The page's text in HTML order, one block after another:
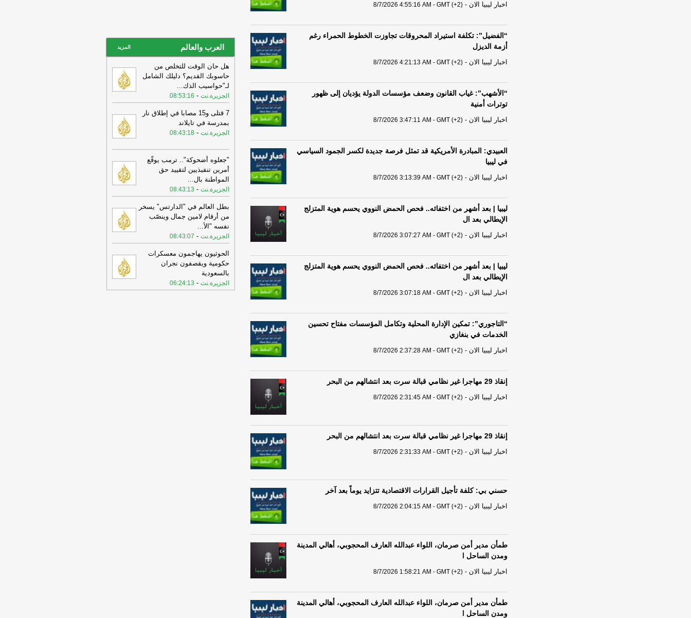
اخبار ليبيا الان -
8/7/2026 4:55:16 AM - GMT (+2)
“الفضيل”: تكلفة استيراد المحروقات تجاوزت الخطوط الحمراء رغم
أزمة الديزل
اخبار ليبيا الان -
8/7/2026 4:21:13 AM - GMT (+2)
“الأشهب”: غياب القانون وضعف مؤسسات الدولة يؤديان إلى ظهور
توترات أمنية
اخبار ليبيا الان -
8/7/2026 3:47:11 AM - GMT (+2)
العبيدي: المبادرة الأمريكية قد تمثل فرصة جديدة لكسر الجمود السياسي
في ليبيا
اخبار ليبيا الان -
8/7/2026 3:13:39 AM - GMT (+2)
ليبيا | بعد أشهر من اختفائه.. فحص الحمض النووي يحسم هوية المتزلج
الإيطالي بعد ال
اخبار ليبيا الان -
8/7/2026 3:07:27 AM - GMT (+2)
ليبيا | بعد أشهر من اختفائه.. فحص الحمض النووي يحسم هوية المتزلج
الإيطالي بعد ال
اخبار ليبيا الان -
8/7/2026 3:07:18 AM - GMT (+2)
“التاجوري”: تمكين الإدارة المحلية وتكامل المؤسسات مفتاح تحسين
الخدمات في بنغازي
اخبار ليبيا الان -
8/7/2026 2:37:28 AM - GMT (+2)
إنقاذ 29 مهاجرا غير نظامي قبالة سرت بعد انتشالهم من البحر
اخبار ليبيا الان -
8/7/2026 2:31:45 AM - GMT (+2)
إنقاذ 29 مهاجرا غير نظامي قبالة سرت بعد انتشالهم من البحر
اخبار ليبيا الان -
8/7/2026 2:31:33 AM - GMT (+2)
حسني بي: كلفة تأجيل القرارات الاقتصادية تتزايد يوماً بعد آخر
اخبار ليبيا الان -
8/7/2026 2:04:15 AM - GMT (+2)
طمأن مدير أمن صرمان، اللواء عبدالله العارف المحجوبي، أهالي المدينة
ومدن الساحل ا
اخبار ليبيا الان -
8/7/2026 1:58:21 AM - GMT (+2)
طمأن مدير أمن صرمان، اللواء عبدالله العارف المحجوبي، أهالي المدينة
ومدن الساحل ا
العرب والعالم المزيد
هل حان الوقت للتخلص من
حاسوبك القديم؟ دليلك الشامل
لـ"حواسيب الذك...
الجزيرة.نت -
08:53:16
7 قتلى و15 مصابا في إطلاق نار
بمدرسة في تايلاند
الجزيرة.نت -
08:43:18
"جعلوه أضحوكة".. ترمب يوقّع
أمرين تنفيذيين لتقييد حق
المواطنة بال...
الجزيرة.نت -
08:43:13
بطل العالم في "الدارتس" يسخر
من أرقام لامين جمال وينصّب
نفسه "الأ...
الجزيرة.نت -
08:43:07
الحوثيون يهاجمون معسكرات
حكومية ويقصفون نجران
بالسعودية
الجزيرة.نت -
06:24:13